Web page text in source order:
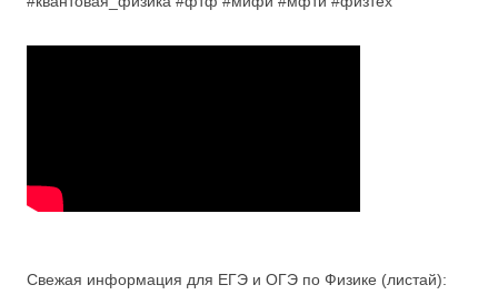
Свежая информация для ЕГЭ и ОГЭ по Физике (листай):